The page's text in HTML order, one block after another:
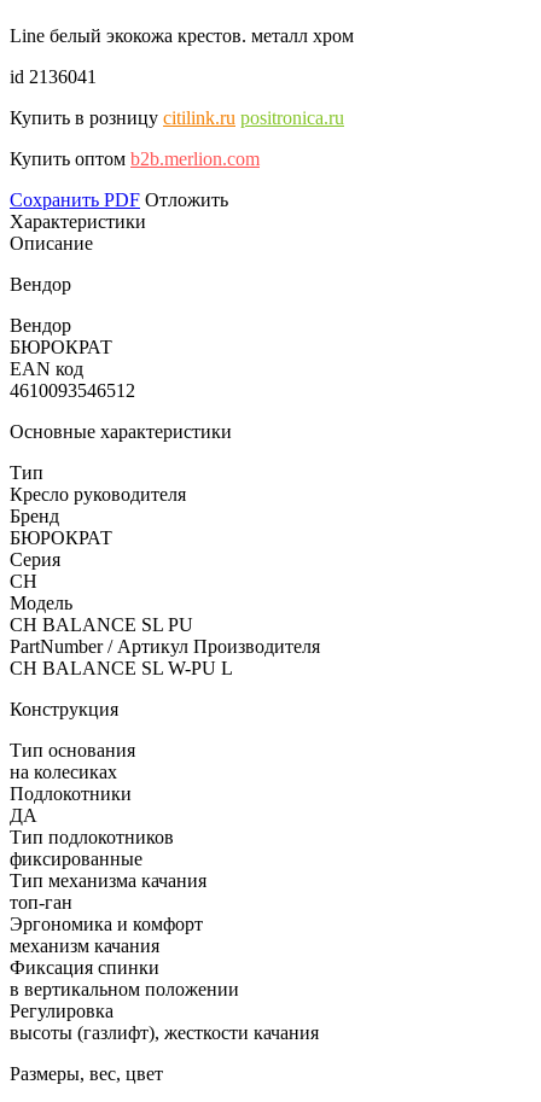
Line белый экокожа крестов. металл хром
id 2136041
Купить в розницу citilink.ru positronica.ru
Купить оптом b2b.merlion.com
Сохранить PDF Отложить
Характеристики
Описание
Вендор
Вендор
БЮРОКРАТ
EAN код
4610093546512
Основные характеристики
Тип
Кресло руководителя
Бренд
БЮРОКРАТ
Серия
CH
Модель
CH BALANCE SL PU
PartNumber / Артикул Производителя
CH BALANCE SL W-PU L
Конструкция
Тип основания
на колесиках
Подлокотники
ДА
Тип подлокотников
фиксированные
Тип механизма качания
топ-ган
Эргономика и комфорт
механизм качания
Фиксация спинки
в вертикальном положении
Регулировка
высоты (газлифт), жесткости качания
Размеры, вес, цвет